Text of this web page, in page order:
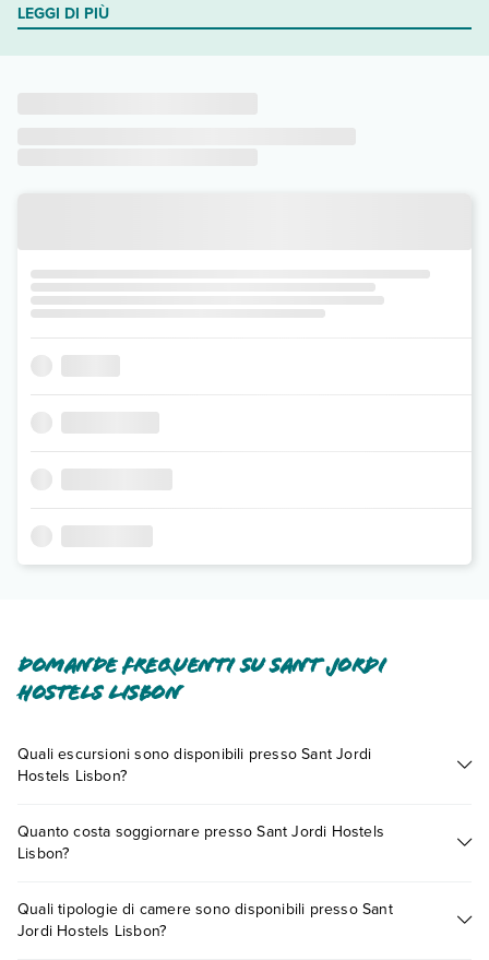
LEGGI DI PIÙ
Domande frequenti su Sant Jordi
Hostels Lisbon
Quali escursioni sono disponibili presso Sant Jordi
Hostels Lisbon?
presso Sant Jordi Hostels Lisbon. Scoprile tutte nella
sezione
dedicata
Quanto costa soggiornare presso Sant Jordi Hostels
Lisbon?
vari fattori (per es. date, condizioni dell'hotel, ecc). Per
consultare i prezzi, compila il motore di ricerca e scegli
Quali tipologie di camere sono disponibili presso Sant
Jordi Hostels Lisbon?